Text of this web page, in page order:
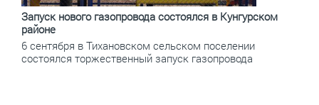
Запуск нового газопровода состоялся в Кунгурском
районе
6 сентября в Тихановском сельском поселении
состоялся торжественный запуск газопровода